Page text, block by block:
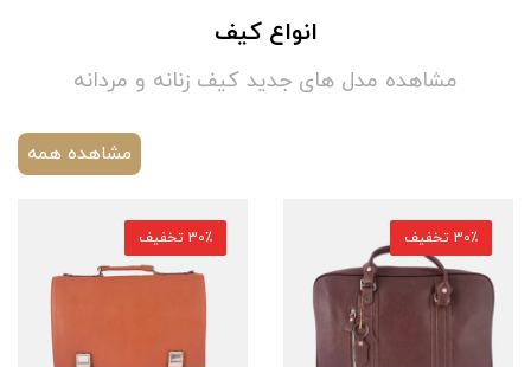
انواع کیف
مشاهده مدل های جدید کیف زنانه و مردانه
مشاهده همه
30٪ تخفیف 30٪ تخفیف